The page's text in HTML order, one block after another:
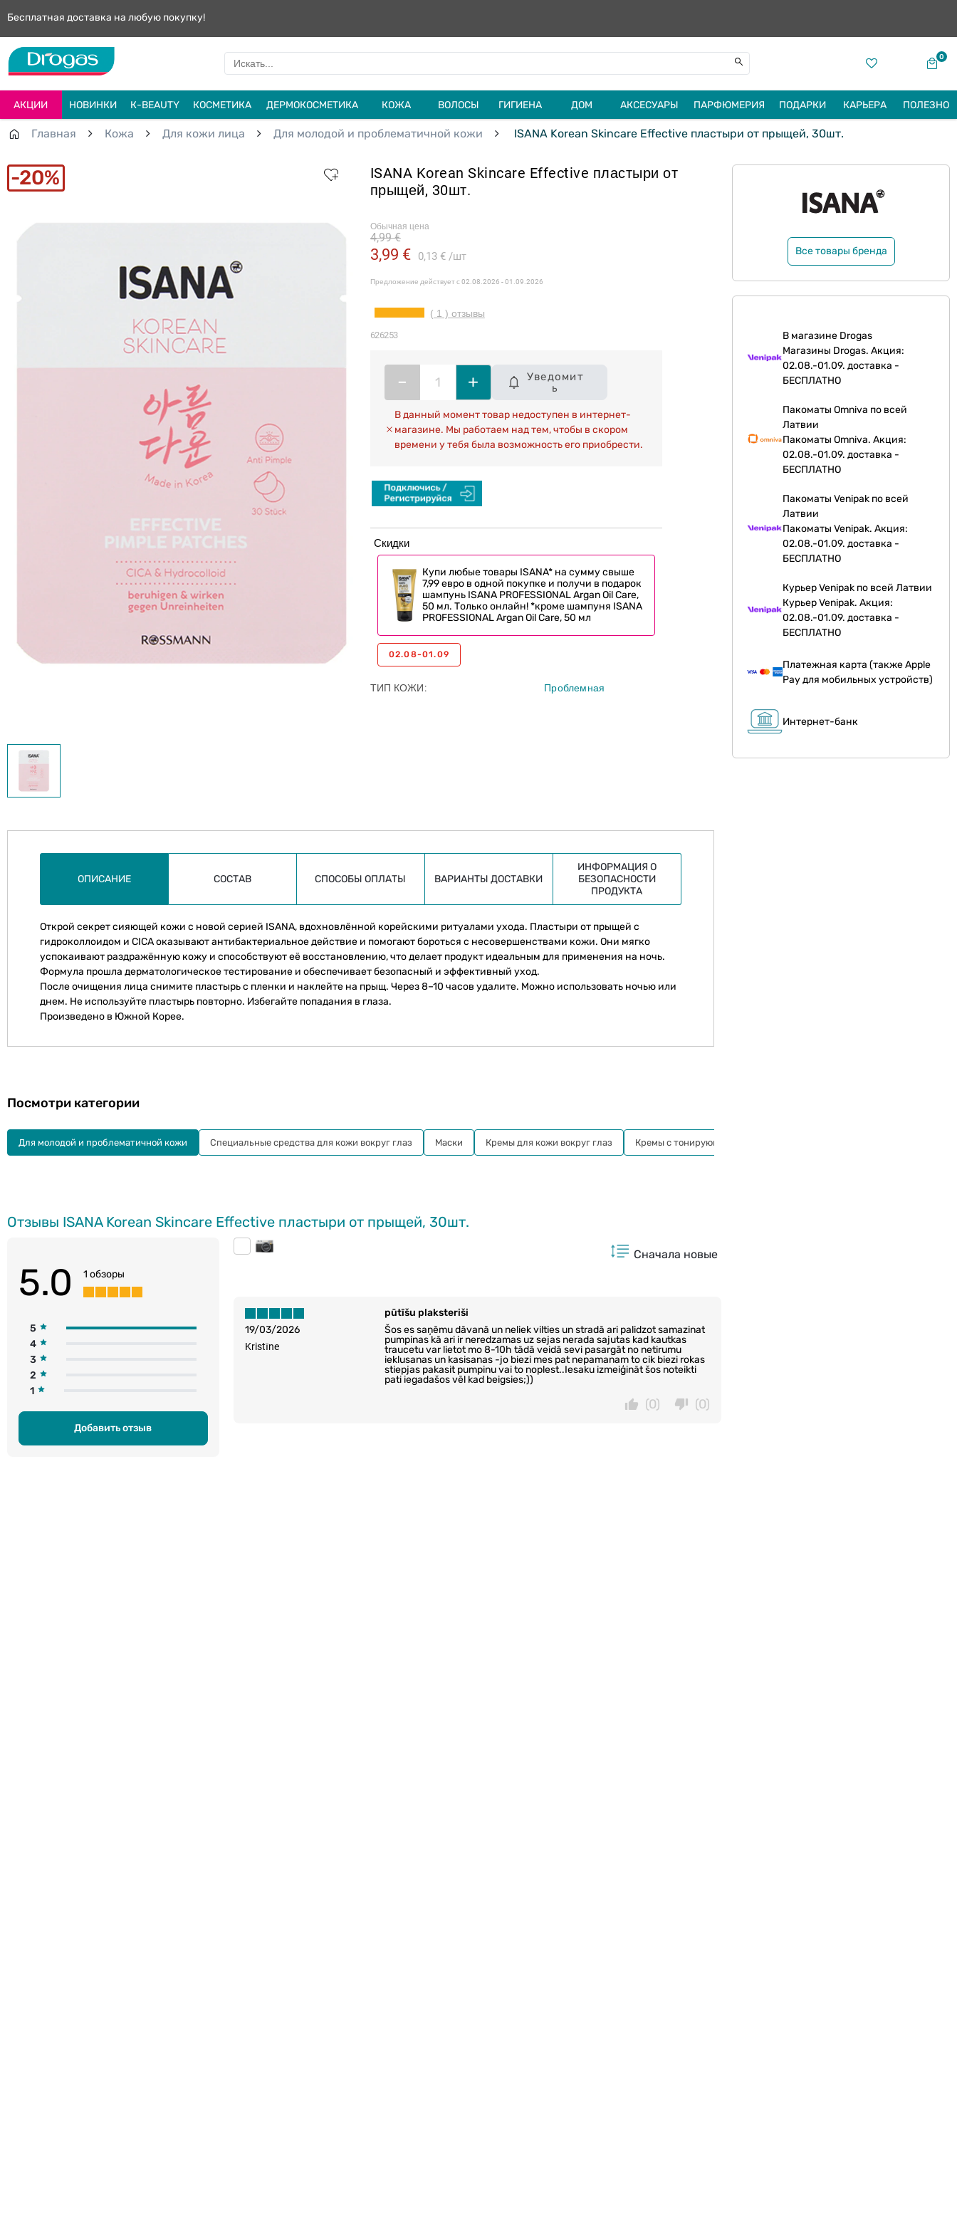
Бесплатная доставка на любую покупку!
0
АКЦИИ НОВИНКИ К-BEAUTY КОСМЕТИКА ДЕРМОКОСМЕТИКА КОЖА ВОЛОСЫ ГИГИЕНА ДОМ АКСЕСУАРЫ ПАРФЮМЕРИЯ ПОДАРКИ КАРЬЕРА ПОЛЕЗНО
Главная Кожа Для кожи лица Для молодой и проблематичной кожи ISANA Korean Skincare Effective пластыри от прыщей, 30шт.
20%
ISANA Korean Skincare Effective пластыри от
прыщей, 30шт.
Обычная цена
3,99 € 0,13 € шт
4,99 €
Предложение действует с02.08.2026 - 01.09.2026
( 1 ) отзывы
626253
– +
Уведомит
ь
В данный момент товар недоступен в интернет-
магазине. Мы работаем над тем, чтобы в скором
времени у тебя была возможность его приобрести.
Скидки
Купи любые товары ISANA* на сумму свыше
7,99 евро в одной покупке и получи в подарок
шампунь ISANA PROFESSIONAL Argan Oil Care,
50 мл. Только онлайн! *кроме шампуня ISANA
PROFESSIONAL Argan Oil Care, 50 мл
02.08-01.09
ТИП КОЖИ Проблемная
Все товары бренда
В магазине Drogas
Магазины Drogas. Акция:
02.08.-01.09. доставка -
БЕСПЛАТНО
Пакоматы Omniva по всей
Латвии
Пакоматы Omniva. Акция:
02.08.-01.09. доставка -
БЕСПЛАТНО
Пакоматы Venipak по всей
Латвии
Пакоматы Venipak. Акция:
02.08.-01.09. доставка -
БЕСПЛАТНО
Курьер Venipak по всей Латвии
Курьер Venipak. Акция:
02.08.-01.09. доставка -
БЕСПЛАТНО
Платежная карта (также Apple
Pay для мобильных устройств)
Интернет-банк
ОПИСАНИЕ СОСТАВ СПОСОБЫ ОПЛАТЫ ВАРИАНТЫ ДОСТАВКИ
ИНФОРМАЦИЯ О
БЕЗОПАСНОСТИ
ПРОДУКТА
Открой секрет сияющей кожи с новой серией ISANA, вдохновлённой корейскими ритуалами ухода. Пластыри от прыщей с
гидроколлоидом и CICA оказывают антибактериальное действие и помогают бороться с несовершенствами кожи. Они мягко
успокаивают раздражённую кожу и способствуют её восстановлению, что делает продукт идеальным для применения на ночь.
Формула прошла дерматологическое тестирование и обеспечивает безопасный и эффективный уход.
После очищения лица снимите пластырь с пленки и наклейте на прыщ. Через 8–10 часов удалите. Можно использовать ночью или
днем. Не используйте пластырь повторно. Избегайте попадания в глаза.
Произведено в Южной Корее.
Отзывы ISANA Korean Skincare Effective пластыри от прыщей, 30шт.
5.0 1 обзоры
5
4
3
2
1
Добавить отзыв
Сначала новые
19/03/2026
pūtīšu plaksteriši
Šos es saņēmu dāvanā un neliek vilties un stradā ari palidzot samazinat
pumpinas kā ari ir neredzamas uz sejas nerada sajutas kad kautkas
traucetu var lietot mo 8-10h tādā veidā sevi pasargāt no netirumu
ieklusanas un kasisanas -jo biezi mes pat nepamanam to cik biezi rokas
stiepjas pakasit pumpinu vai to noplest..Iesaku izmeiģināt šos noteikti
pati iegadašos vēl kad beigsies;))
Kristīne
(0)
(0)
Посмотри категории
Для молодой и проблематичной кожи Специальные средства для кожи вокруг глаз Маски Кремы для кожи вокруг глаз Кремы с тонирующим эффектом